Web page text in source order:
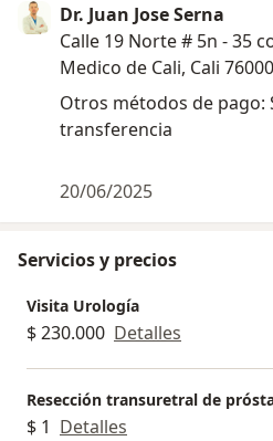
Dr. Juan Jose Serna
Calle 19 Norte # 5n - 35
Medico de Cali, Cali
Otros métodos de pago:
transferencia
20/06/2025
Servicios y precios
Visita Urología
$ 230.000 Detalles
Resección transuretral de
$ 1 Detalles